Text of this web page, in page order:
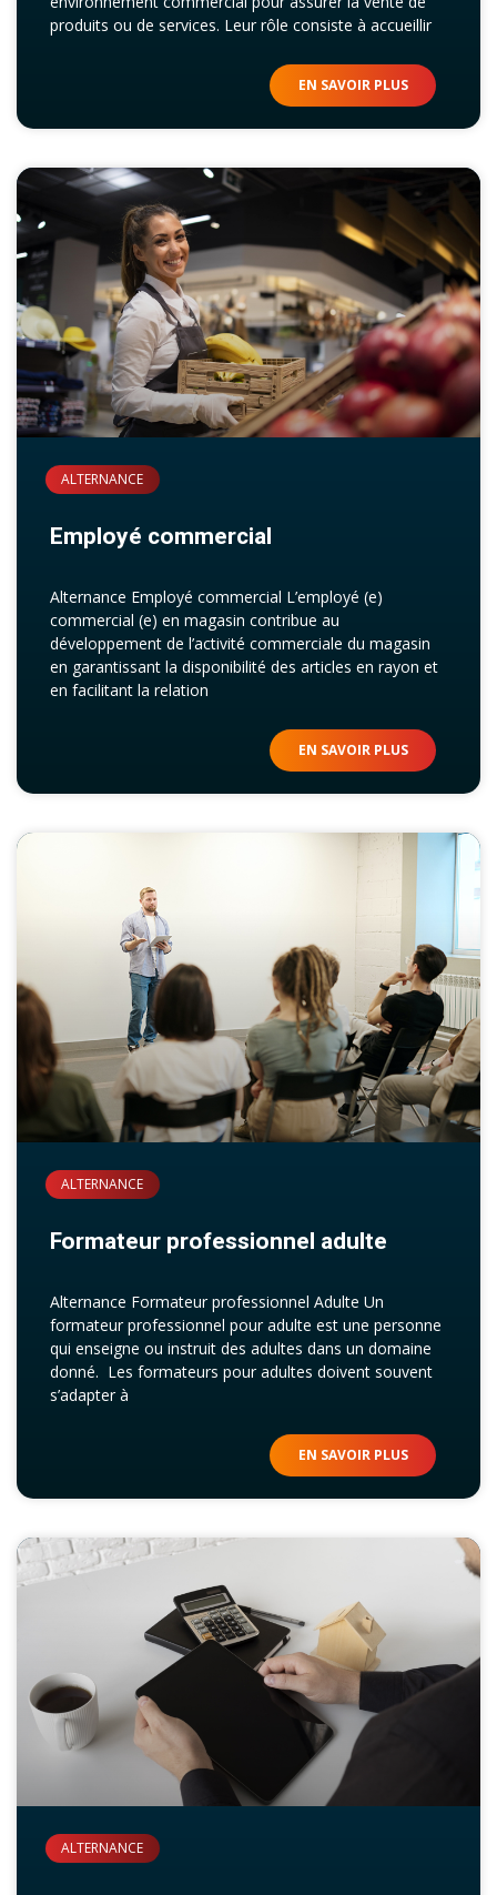
produits ou de services. Leur rôle consiste à accueillir
EN SAVOIR PLUS
ALTERNANCE
Employé commercial
Alternance Employé commercial L’employé (e)
commercial (e) en magasin contribue au
développement de l’activité commerciale du magasin
en garantissant la disponibilité des articles en rayon et
en facilitant la relation
EN SAVOIR PLUS
ALTERNANCE
Formateur professionnel adulte
Alternance Formateur professionnel Adulte Un
formateur professionnel pour adulte est une personne
qui enseigne ou instruit des adultes dans un domaine
donné. Les formateurs pour adultes doivent souvent
s’adapter à
EN SAVOIR PLUS
ALTERNANCE